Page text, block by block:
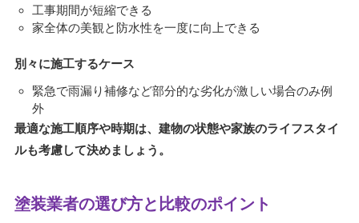
工事期間が短縮できる
家全体の美観と防水性を一度に向上できる
別々に施工するケース
緊急で雨漏り補修など部分的な劣化が激しい場合のみ例
外
最適な施工順序や時期は、建物の状態や家族のライフスタイ
ルも考慮して決めましょう。
塗装業者の選び方と比較のポイント